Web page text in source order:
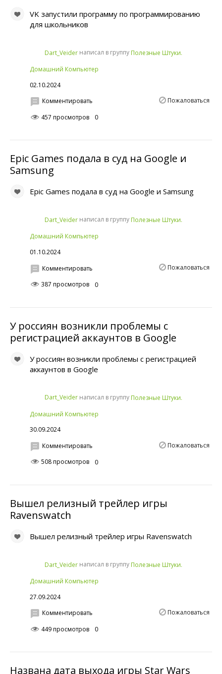
VK запустили программу по программированию
для школьников
Dart_Veider написал в группу Полезные Штуки.
Домашний Компьютер
02.10.2024
Пожаловаться
Комментировать
457 просмотров
0
Epic Games подала в суд на Google и
Samsung
Epic Games подала в суд на Google и Samsung
Dart_Veider написал в группу Полезные Штуки.
Домашний Компьютер
01.10.2024
Пожаловаться
Комментировать
387 просмотров
0
У россиян возникли проблемы с
регистрацией аккаунтов в Google
У россиян возникли проблемы с регистрацией
аккаунтов в Google
Dart_Veider написал в группу Полезные Штуки.
Домашний Компьютер
30.09.2024
Пожаловаться
Комментировать
508 просмотров
0
Вышел релизный трейлер игры
Ravenswatch
Вышел релизный трейлер игры Ravenswatch
Dart_Veider написал в группу Полезные Штуки.
Домашний Компьютер
27.09.2024
Пожаловаться
Комментировать
449 просмотров
0
Названа дата выхода игры Star Wars